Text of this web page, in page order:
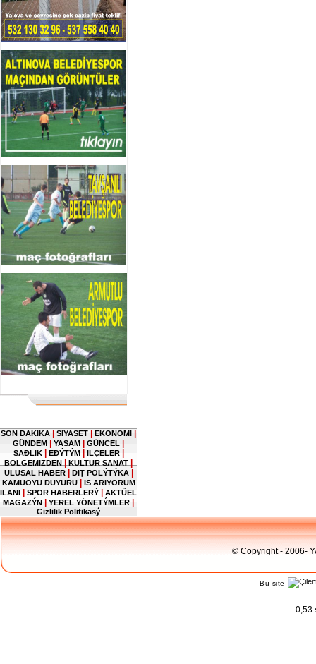
SON DAKIKA SIYASET EKONOMI
GÜNDEM YASAM GÜNCEL
SAĐLIK EĐÝTÝM ILÇELER
BÖLGEMIZDEN | KÜLTÜR SANAT |
ULUSAL HABER DIŢ POLÝTÝKA
KAMUOYU DUYURU
IS ARIYORUM
ILANI
SPOR HABERLERÝ
AKTÜEL
MAGAZÝN | YEREL YÖNETÝMLER |
Gizlilik Politikasý
© Copyright - 2006-
Bu site
0,53